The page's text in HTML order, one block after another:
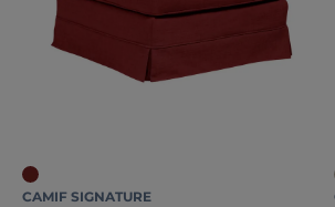
CAMIF SIGNATURE